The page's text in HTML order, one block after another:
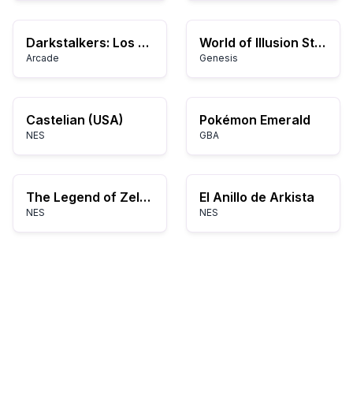
Darkstalkers: Los Guerreros de la Noche
Arcade
World of Illusion Starring Mickey Mouse and Donald Duck
Genesis
Castelian (USA)
NES
Pokémon Emerald
GBA
The Legend of Zelda
NES
El Anillo de Arkista
NES